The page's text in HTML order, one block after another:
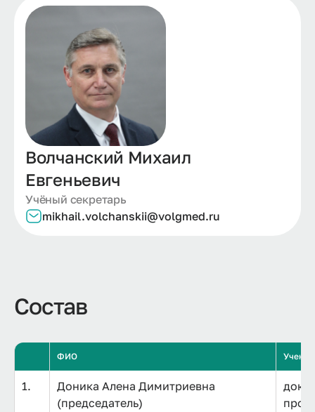
Волчанский Михаил
Евгеньевич
Учёный секретарь
mikhail.volchanskii@volgmed.ru
Состав
ФИО
1.
Доника Алена Димитриевна
(председатель)